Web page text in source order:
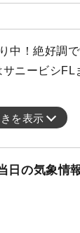
中！絶好調
ニービシFL
を表示
日の気象情